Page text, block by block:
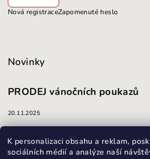
K personalizaci obsahu a reklam,
sociálních médií a analýze naší
Nová registraceZapomenuté heslo
Novinky
PRODEJ vánočních poukazů
20.11.2025
masáže